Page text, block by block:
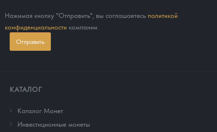
Нажимая кнопку "Отправить", вы соглашаетесь политикой
конфиденциальности компании.
Отправить
КАТАЛОГ
Каталог Монет
Инвестиционные монеты